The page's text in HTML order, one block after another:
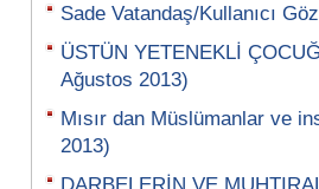
Sade Vatandaş/Kullanıcı
ÜSTÜN YETENEKLİ
Ağustos 2013)
Mısır dan Müslümanlar ve
2013)
DARBELERİN VE